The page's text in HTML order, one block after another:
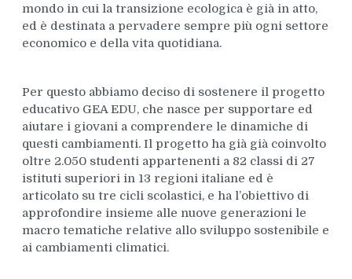
mondo in cui la transizione ecologica è già in atto,
ed è destinata a pervadere sempre più ogni settore
economico e della vita quotidiana.
Per questo abbiamo deciso di sostenere il progetto
educativo GEA EDU, che nasce per supportare ed
aiutare i giovani a comprendere le dinamiche di
questi cambiamenti. Il progetto ha già già coinvolto
oltre 2.050 studenti appartenenti a 82 classi di 27
istituti superiori in 13 regioni italiane ed è
articolato su tre cicli scolastici, e ha l’obiettivo di
approfondire insieme alle nuove generazioni le
macro tematiche relative allo sviluppo sostenibile e
ai cambiamenti climatici.